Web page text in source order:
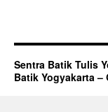
Sentra Batik Tulis
Batik Yogyakarta